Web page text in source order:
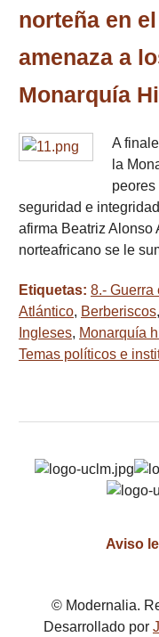
norteña en
amenaza a
Monarquía
A
la
peores
seguridad e
afirma Beatriz Alonso
norteafricano se le
Etiquetas: 8.- Guerra
Atlántico, Berberiscos,
Ingleses, Monarquía
Temas políticos e
Aviso
© Modernalia.
Desarrollado por